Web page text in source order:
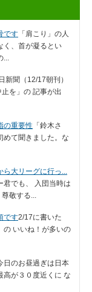
です 「肩こり」の人
く、首が凝るとい
新聞（12/17朝刊）
を」の 記事が出
の重要性 「鈴木さ
て聞きました。な
大リーグに行っ...
君でも、 入団当時は
敬する...
です2/17に書いた
の いいね！が多いの
日のお昼過ぎは日本
が３０度近くに な